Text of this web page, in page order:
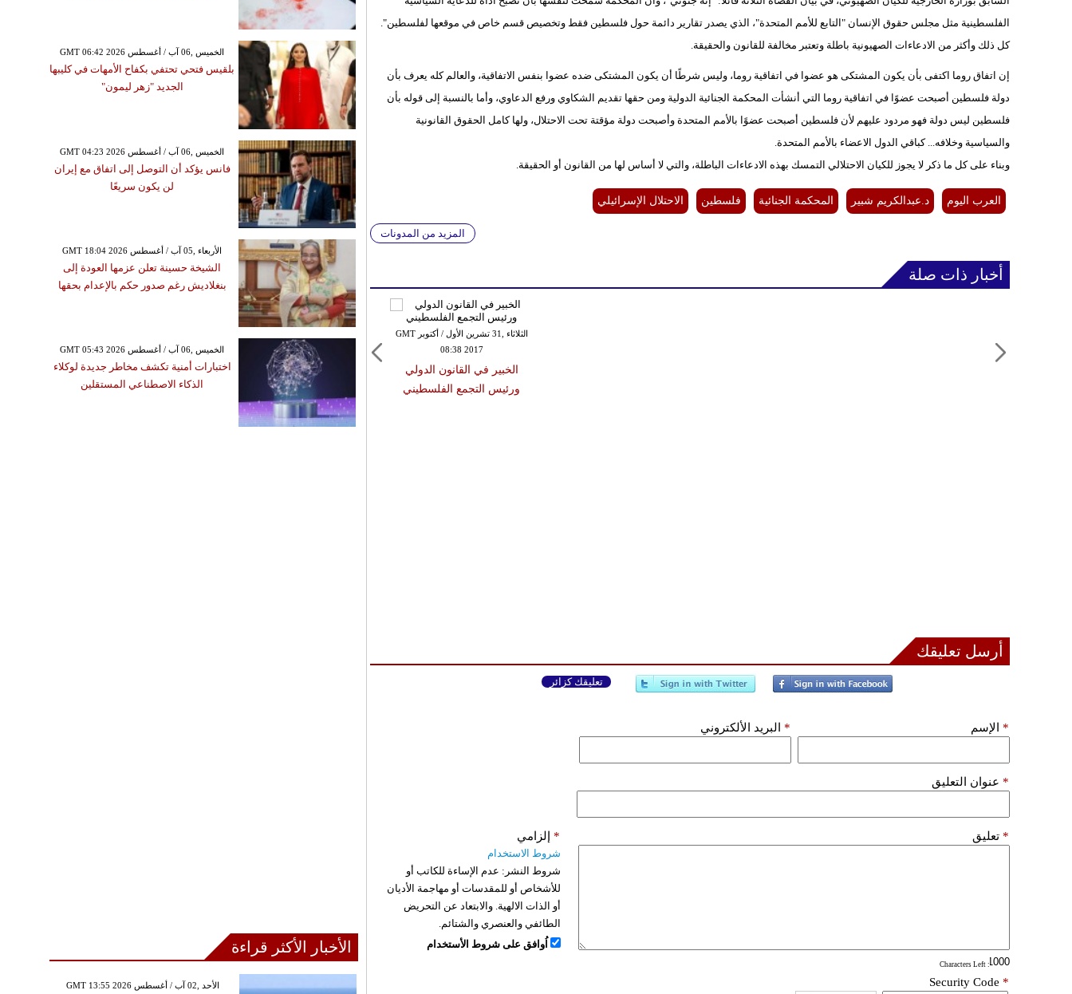
الفلسطينية مثل مجلس حقوق الإنسان "التابع للأمم المتحدة"، الذي يصدر تقارير دائمة حول فلسطين فقط وتخصيص قسم خاص في موقعها لفلسطين".
كل ذلك وأكثر من الادعاءات الصهيونية باطلة وتعتبر مخالفة للقانون والحقيقة.
إن اتفاق روما اكتفى بأن يكون المشتكى هو عضوا في اتفاقية روما، وليس شرطًا أن يكون المشتكى ضده عضوا بنفس الاتفاقية، والعالم كله يعرف بأن
دولة فلسطين أصبحت عضوًا في اتفاقية روما التي أنشأت المحكمة الجنائية الدولية ومن حقها تقديم الشكاوي ورفع الدعاوي، وأما بالنسبة إلى قوله بأن
فلسطين ليس دولة فهو مردود عليهم لأن فلسطين أصبحت عضوًا بالأمم المتحدة وأصبحت دولة مؤقتة تحت الاحتلال، ولها كامل الحقوق القانونية
والسياسية وخلافه... كباقي الدول الاعضاء بالأمم المتحدة.
وبناء على كل ما ذكر لا يجوز للكيان الاحتلالي التمسك بهذه الادعاءات الباطلة، والتي لا أساس لها من القانون أو الحقيقة.
العرب اليوم د.عبدالكريم شبير المحكمة الجنائية فلسطين الاحتلال الإسرائيلي
المزيد من المدونات
أخبار ذات صلة
الثلاثاء ,31 تشرين الأول / أكتوبر GMT
08:38 2017
الخبير في القانون الدولي
ورئيس التجمع الفلسطيني
أرسل تعليقك
تعليقك كزائر
الإسم * البريد الألكتروني *
عنوان التعليق *
تعليق *
: Characters Left
إلزامي *
شروط الاستخدام
شروط النشر: عدم الإساءة للكاتب أو
للأشخاص أو للمقدسات أو مهاجمة الأديان
أو الذات الالهية. والابتعاد عن التحريض
الطائفي والعنصري والشتائم.
اُوافق على شروط الأستخدام
Security Code *
GMT 06:42 2026 الخميس ,06 آب / أغسطس
بلقيس فتحي تحتفي بكفاح الأمهات في كليبها
الجديد "زهر ليمون"
GMT 04:23 2026 الخميس ,06 آب / أغسطس
فانس يؤكد أن التوصل إلى اتفاق مع إيران
لن يكون سريعًا
GMT 18:04 2026 الأربعاء ,05 آب / أغسطس
الشيخة حسينة تعلن عزمها العودة إلى
بنغلاديش رغم صدور حكم بالإعدام بحقها
GMT 05:43 2026 الخميس ,06 آب / أغسطس
اختبارات أمنية تكشف مخاطر جديدة لوكلاء
الذكاء الاصطناعي المستقلين
الأخبار الأكثر قراءة
GMT 13:55 2026 الأحد ,02 آب / أغسطس